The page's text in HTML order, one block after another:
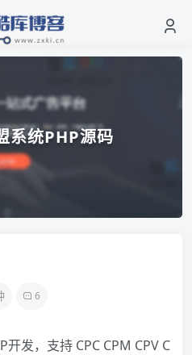
系统PHP源码
6
发，支持 CPC CPM CPV C